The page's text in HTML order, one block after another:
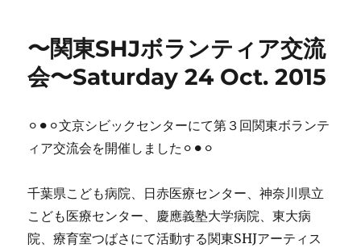
〜関東SHJボランティア交流
会〜Saturday 24 Oct. 2015
⚪︎⚫︎⚪︎文京シビックセンターにて第３回関東ボランテ
ィア交流会を開催しました⚪︎⚫︎⚪︎
千葉県こども病院、日赤医療センター、神奈川県立
こども医療センター、慶應義塾大学病院、東大病
院、療育室つばさにて活動する関東SHJアーティス